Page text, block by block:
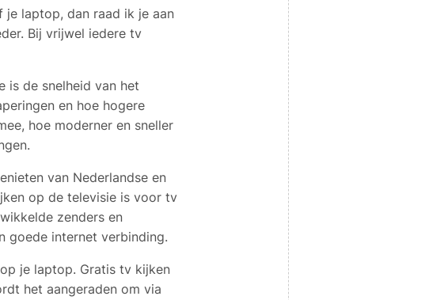
je laptop, dan raad ik je aan
Bij vrijwel iedere tv
is de snelheid van het
en hoe hogere
hoe moderner en sneller
van Nederlandse en
op de televisie is voor tv
zenders en
goede internet verbinding.
je laptop. Gratis tv kijken
het aangeraden om via